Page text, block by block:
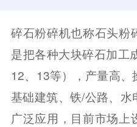
碎石粉碎机也称石头粉
是把各种大块碎石加工
12、13等），产量高
基础建筑、铁/公路、
广泛应用，目前市场上